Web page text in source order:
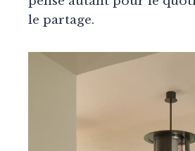
le partage.